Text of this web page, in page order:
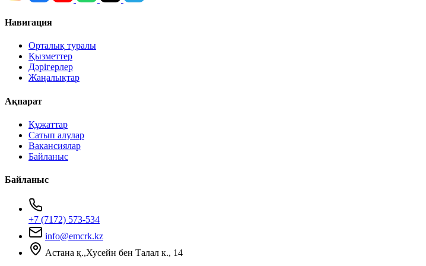
Навигация
Орталық туралы
Қызметтер
Дәрігерлер
Жаңалықтар
Ақпарат
Құжаттар
Сатып алулар
Вакансиялар
Байланыс
Байланыс
+7 (7172) 573-534
info@emcrk.kz
Астана қ.,Хусейн бен Талал к., 14